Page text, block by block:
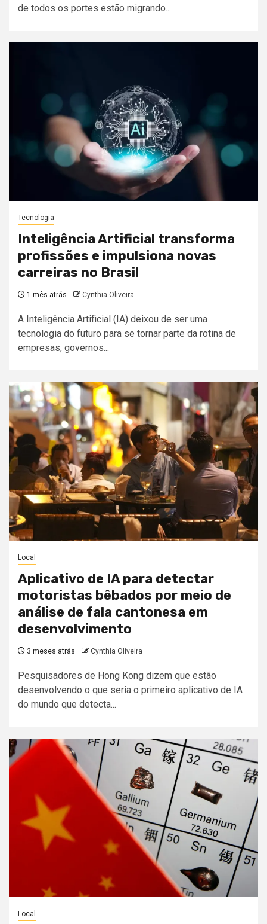
de todos os portes estão migrando...
Tecnologia
Inteligência Artificial transforma
profissões e impulsiona novas
carreiras no Brasil
1 mês atrás Cynthia Oliveira
A Inteligência Artificial (IA) deixou de ser uma
tecnologia do futuro para se tornar parte da rotina de
empresas, governos...
Local
Aplicativo de IA para detectar
motoristas bêbados por meio de
análise de fala cantonesa em
desenvolvimento
3 meses atrás Cynthia Oliveira
Pesquisadores de Hong Kong dizem que estão
desenvolvendo o que seria o primeiro aplicativo de IA
do mundo que detecta...
Local